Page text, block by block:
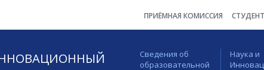
ПРИЁМНАЯ КОМИССИЯ
Сведения об
образовательной
Наука и